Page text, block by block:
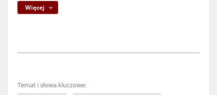
Więcej
Temat i słowa kluczowe: